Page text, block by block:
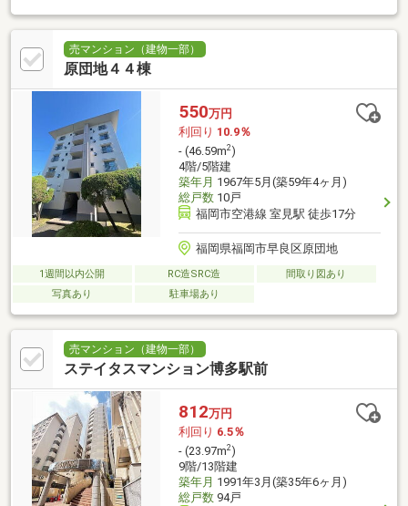
売マンション（建物一部）
原団地４４棟
550万円
利回り 10.9％
- (46.59m2)
4階/5階建
築年月 1967年5月(築59年4ヶ月)
総戸数10戸
福岡市空港線 室見駅 徒歩17分
福岡県福岡市早良区原団地
1週間以内公開 RC造SRC造
間取り図あり
写真あり
駐車場あり
売マンション（建物一部）
ステイタスマンション博多駅前
812万円
利回り 6.5％
- (23.97m2)
9階/13階建
築年月 1991年3月(築35年6ヶ月)
総戸数94戸